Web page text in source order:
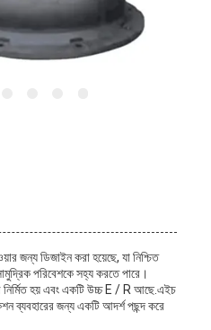
জন্য ডিজাইন করা হয়েছে, যা নিশ্চিত
পরিবেশকে সহ্য করতে পারে।
নির্মিত হয় এবং একটি উচ্চ E / R আছে.এইচ
ব্যবহারের জন্য একটি আদর্শ পছন্দ করে